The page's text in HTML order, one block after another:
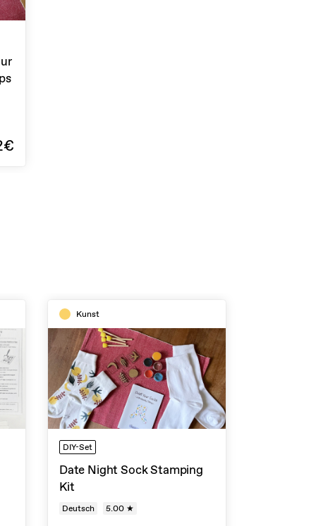
Kunst
DIY-Set
Date Night Sock Stamping
Kit
Deutsch 5.00 ★